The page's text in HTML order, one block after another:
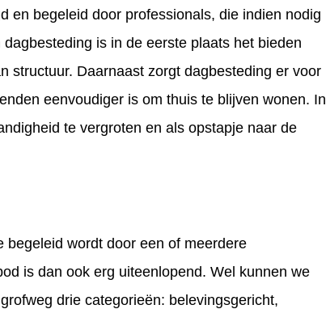
en begeleid door professionals, die indien nodig
is in de eerste plaats het bieden
structuur. Daarnaast zorgt dagbesteding er voor
eenvoudiger is om thuis te blijven wonen. In
te vergroten en als opstapje naar de
wordt door een of meerdere
is dan ook erg uiteenlopend. Wel kunnen we
drie categorieën: belevingsgericht,